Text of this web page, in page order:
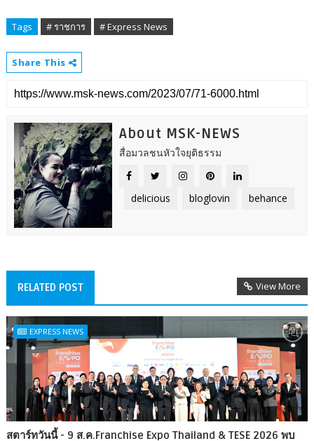
Tags # ราชการ # Express News
Share This
About MSK-NEWS
สื่อมวลชนหัวใจยุติธรรม
delicious bloglovin behance
RELATED POST View More
EXPRESS NEWS
สตาร์ทวันนี้ - 9 ส.ค.Franchise Expo Thailand & TESE 2026 พบ